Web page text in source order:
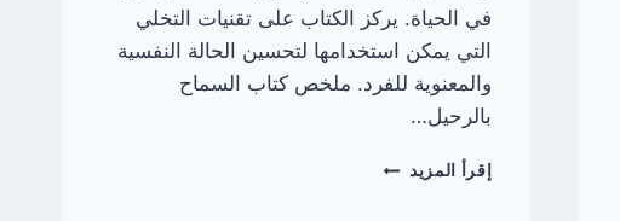
في الحياة. يركز الكتاب على تقنيات التخلي
التي يمكن استخدامها لتحسين الحالة النفسية
والمعنوية للفرد. ملخص كتاب السماح
بالرحيل…
إقرأ المزيد ملخص